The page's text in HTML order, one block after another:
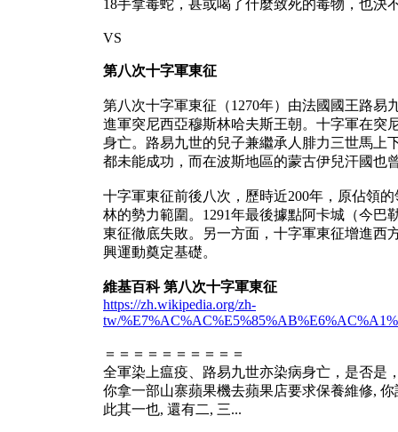
18手拿毒蛇，甚或喝了什麼致死的毒物，也決
VS
第八次十字軍東征
第八次十字軍東征（1270年）由法國國王路易
進軍突尼西亞穆斯林哈夫斯王朝。十字軍在突
身亡。路易九世的兒子兼繼承人腓力三世馬上
都未能成功，而在波斯地區的蒙古伊兒汗國也
十字軍東征前後八次，歷時近200年，原佔領
林的勢力範圍。1291年最後據點阿卡城（今
東征徹底失敗。另一方面，十字軍東征增進西
興運動奠定基礎。
維基百科 第八次十字軍東征
https://zh.wikipedia.org/zh-
tw/
＝＝＝＝＝＝＝＝＝＝
全軍染上瘟疫、路易九世亦染病身亡，是否是
你拿一部山寨蘋果機去蘋果店要求保養維修, 你
此其一也, 還有二, 三...